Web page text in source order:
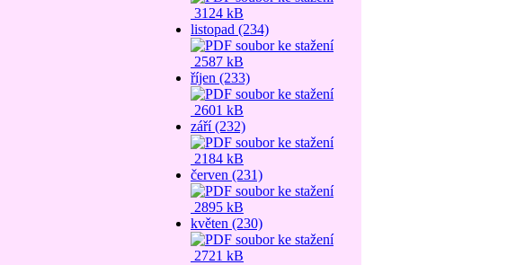
3124 kB
listopad (234)
2587 kB
říjen (233)
2601 kB
září (232)
2184 kB
červen (231)
2895 kB
květen (230)
2721 kB